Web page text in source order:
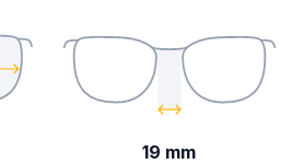
19 mm